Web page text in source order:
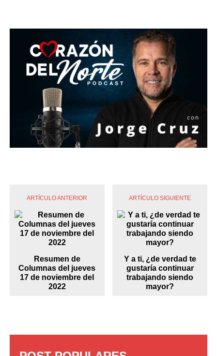
ARTÍCULO ANTERIOR
Resumen de
Columnas del jueves
17 de noviembre del
2022
ARTÍCULO SIGUIENTE
Y a ti, ¿de verdad te
gustaría continuar
trabajando siendo
mayor?